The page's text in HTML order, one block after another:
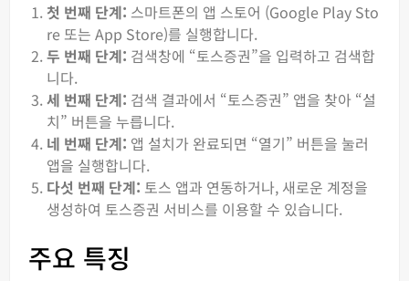
첫 번째 단계: 스마트폰의 앱 스토어 (Google Play Sto
re 또는 App Store)를 실행합니다.
두 번째 단계: 검색창에 “토스증권”을 입력하고 검색합
니다.
세 번째 단계: 검색 결과에서 “토스증권” 앱을 찾아 “설
치” 버튼을 누릅니다.
네 번째 단계: 앱 설치가 완료되면 “열기” 버튼을 눌러
앱을 실행합니다.
다섯 번째 단계: 토스 앱과 연동하거나, 새로운 계정을
생성하여 토스증권 서비스를 이용할 수 있습니다.
주요 특징